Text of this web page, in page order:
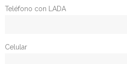
Ediciones anteriores
- - Ganadores 2020
Teléfono con LADA
Celular